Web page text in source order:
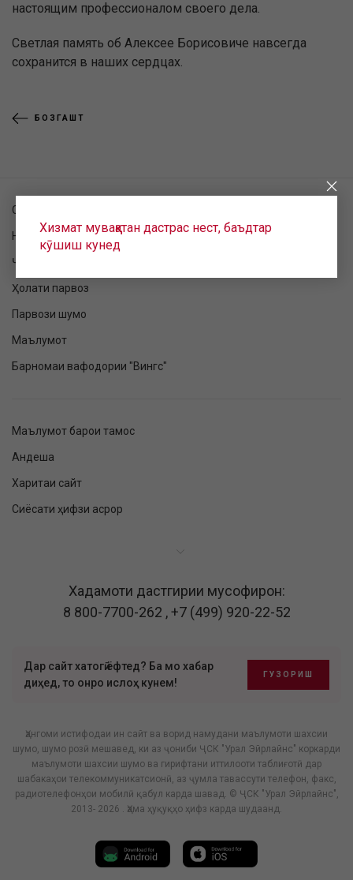
настоящим профессионалом своего дела.
Светлая память об Алексее Борисовиче навсегда
сохранится в наших сердцах.
БОЗГАШТ
Хизмат муваққатан дастрас нест, баъдтар
кӯшиш кунед
Санҷиши фармоиш
Номнавис шудан ба парвоз
Ҷадвали парвоз
Ҳолати парвоз
Парвози шумо
Маълумот
Барномаи вафодории "Вингс"
Маълумот барои тамос
Андеша
Харитаи сайт
Сиёсати ҳифзи асрор
Хадамоти дастгирии мусофирон:
8 800-7700-262 ,+7 (499) 920-22-52
Дар сайт хатогӣ ёфтед? Ба мо хабар
диҳед, то онро ислоҳ кунем!
ГУЗОРИШ
Ҳангоми истифодаи ин сайт ва ворид намудани маълумоти шахсии
шумо, шумо розӣ мешавед, ки аз ҷониби ҶСК "Урал Эйрлайнс" коркарди
маълумоти шахсии шумо ва гирифтани иттилооти таблиғотӣ дар
шабакаҳои телекоммуникатсионӣ, аз ҷумла тавассути телефон, факс,
радиотелефонҳои мобилӣ қабул карда шавад. © ҶСК "Урал Эйрлайнс",
2013- 2026 . Ҳама ҳуқуқҳо ҳифз карда шудаанд.